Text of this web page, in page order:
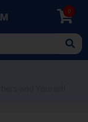
0